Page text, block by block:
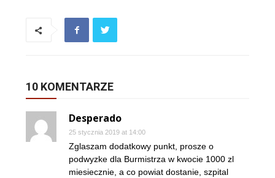
10 KOMENTARZE
Desperado
25 stycznia 2019 at 14:00
Zglaszam dodatkowy punkt, prosze o
podwyzke dla Burmistrza w kwocie 1000 zl
miesiecznie, a co powiat dostanie, szpital